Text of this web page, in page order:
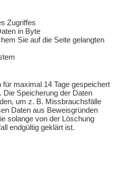
Zugriffes
in Byte
Sie auf die Seite gelangten
maximal 14 Tage gespeichert
Die Speicherung der Daten
um z. B. Missbrauchsfälle
Daten aus Beweisgründen
solange von der Löschung
endgültig geklärt ist.